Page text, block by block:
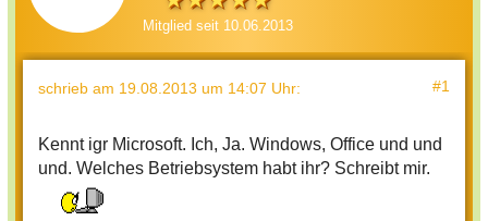
Mitglied seit 10.06.2013
schrieb am 19.08.2013 um 14:07 Uhr: #1
Kennt igr Microsoft. Ich, Ja. Windows, Office und und
und. Welches Betriebsystem habt ihr? Schreibt mir.